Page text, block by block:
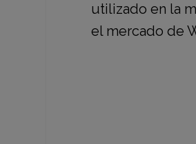
utilizado en la
el mercado de